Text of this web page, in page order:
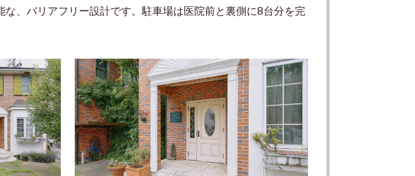
、バリアフリー設計です。駐車場は医院前と裏側に8台分を完